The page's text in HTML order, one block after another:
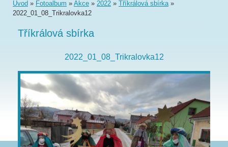
Úvod » Fotoalbum » Akce » 2022 » Tříkrálová sbírka»
2022_01_08_Trikralovka12
Tříkrálová sbírka
2022_01_08_Trikralovka12